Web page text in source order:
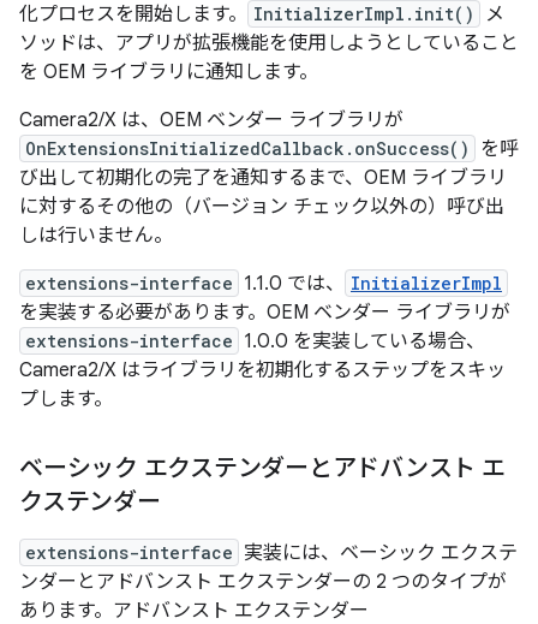
化プロセスを開始します。
InitializerImpl.init()
メ
ソッドは、アプリが拡張機能を使用しようとしていること
を OEM ライブラリに通知します。
Camera2/X は、OEM ベンダー ライブラリが
OnExtensionsInitializedCallback.onSuccess()
を呼
び出して初期化の完了を通知するまで、OEM ライブラリ
に対するその他の（バージョン チェック以外の）呼び出
しは行いません。
extensions-interface 1.1.0 では、 InitializerImpl
を実装する必要があります。OEM ベンダー ライブラリが
extensions-interface 1.0.0 を実装している場合、
Camera2/X はライブラリを初期化するステップをスキッ
プします。
ベーシック エクステンダーとアドバンスト エ
クステンダー
extensions-interface 実装には、ベーシック エクステ
ンダーとアドバンスト エクステンダーの 2 つのタイプが
あります。アドバンスト エクステンダー